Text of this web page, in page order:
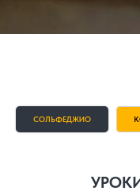
СОЛЬФЕДЖИО